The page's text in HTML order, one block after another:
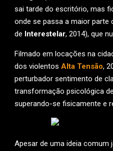
sai tarde do escritório, mas
onde se passa a maior parte
de Interestelar, 2014), que
Filmado em locações na
dos violentos Alta Tensão,
perturbador sentimento de
transformação psicológica
superando-se fisicamente e
Apesar de uma ideia comum